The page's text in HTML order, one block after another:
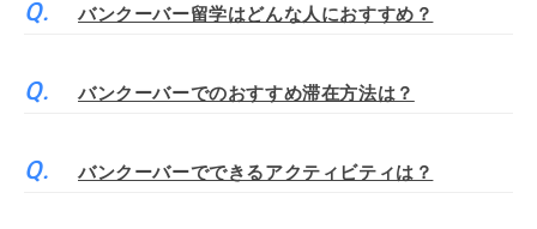
バンクーバー留学はどんな人におすすめ？
バンクーバーでのおすすめ滞在方法は？
バンクーバーでできるアクティビティは？